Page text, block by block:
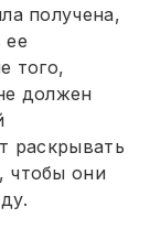
получена,
того,
должен
раскрывать
чтобы они